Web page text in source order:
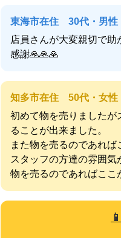
東海市在住 30代・男性
店員さんが大変親切で
感謝🙏🙏🙏
知多市在住 50代・女性
初めて物を売りましたが
ることが出来ました。
また物を売るのであれば
スタッフの方達の雰囲気
物を売るのであればここ